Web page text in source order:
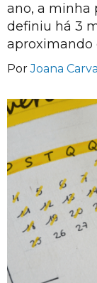
ano, a minha
definiu há 3
aproximando
PorJoana